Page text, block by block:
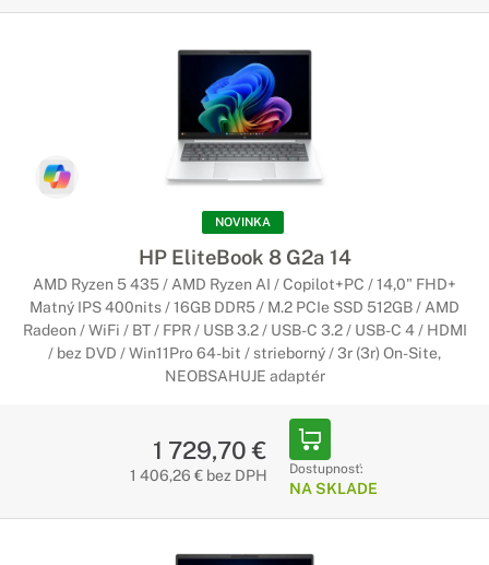
NOVINKA
HP EliteBook 8 G2a 14
AMD Ryzen 5 435 / AMD Ryzen AI / Copilot+PC / 14,0" FHD+
Matný IPS 400nits / 16GB DDR5 / M.2 PCIe SSD 512GB / AMD
Radeon / WiFi / BT / FPR / USB 3.2 / USB-C 3.2 / USB-C 4 / HDMI
/ bez DVD / Win11Pro 64-bit / strieborný / 3r (3r) On-Site,
NEOBSAHUJE adaptér
1 729,70 €
1 406,26 € bez DPH Dostupnosť:
NA SKLADE